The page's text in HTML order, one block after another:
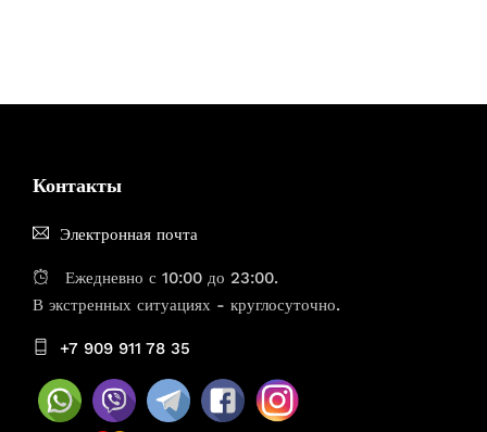
Контакты
Электронная почта
Ежедневно с 10:00 до 23:00.
В экстренных ситуациях - круглосуточно.
+7 909 911 78 35